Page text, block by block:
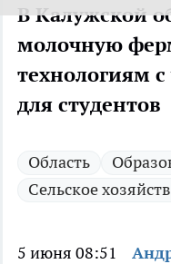
В Калужской
молочную
технологиям
для студентов
Область
Сельское
5 июня 08:51